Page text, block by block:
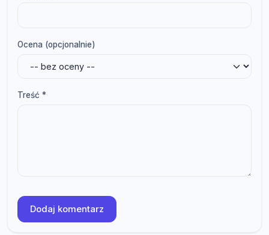
Ocena (opcjonalnie)
Treść *
Dodaj komentarz